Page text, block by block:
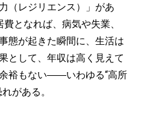
（レジリエンス）」があ
となれば、病気や失業、
態が起きた瞬間に、生活は
として、年収は高く見えて
裕もない――いわゆる“高所
がある。